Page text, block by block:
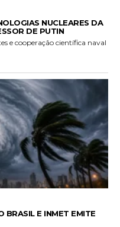
NUCLEARES DA
DE PUTIN
e cooperação científica naval
BRASIL E INMET EMITE